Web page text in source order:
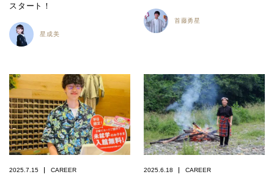
スタート！
星成美
首藤勇星
2025.7.15 CAREER 2025.6.18 CAREER